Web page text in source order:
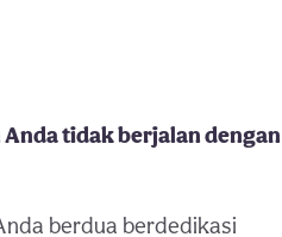
tidak berjalan dengan
berdua berdedikasi